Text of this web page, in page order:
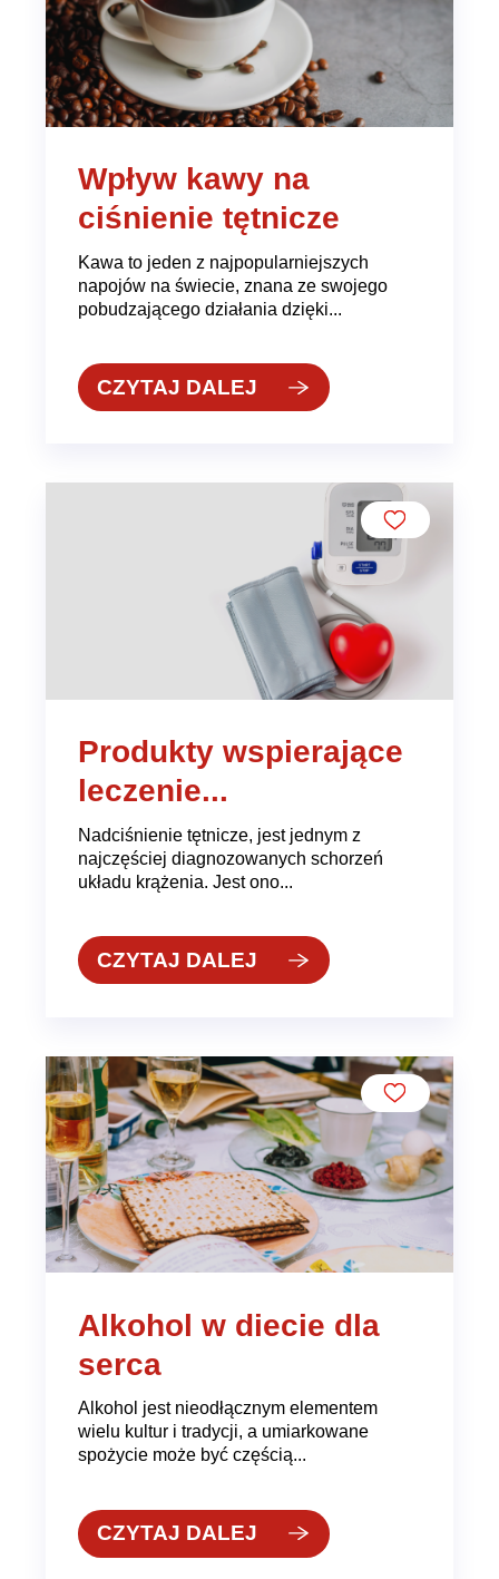
Wpływ kawy na
ciśnienie tętnicze
Kawa to jeden z najpopularniejszych
napojów na świecie, znana ze swojego
pobudzającego działania dzięki...
CZYTAJ DALEJ
Produkty wspierające
leczenie...
Nadciśnienie tętnicze, jest jednym z
najczęściej diagnozowanych schorzeń
układu krążenia. Jest ono...
CZYTAJ DALEJ
Alkohol w diecie dla
serca
Alkohol jest nieodłącznym elementem
wielu kultur i tradycji, a umiarkowane
spożycie może być częścią...
CZYTAJ DALEJ